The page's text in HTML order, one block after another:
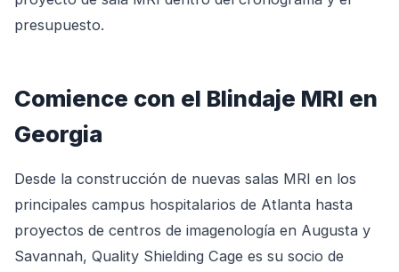
presupuesto.
Comience con el Blindaje MRI en
Georgia
Desde la construcción de nuevas salas MRI en los
principales campus hospitalarios de Atlanta hasta
proyectos de centros de imagenología en Augusta y
Savannah, Quality Shielding Cage es su socio de